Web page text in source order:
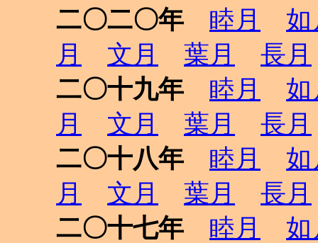
二〇二〇年
睦月
如
月
文月 葉月
長月
二〇十九年
睦月
如
月
文月 葉月
長月
二〇十八年
睦月
如
月
文月 葉月
長月
二〇十七年
睦月
如